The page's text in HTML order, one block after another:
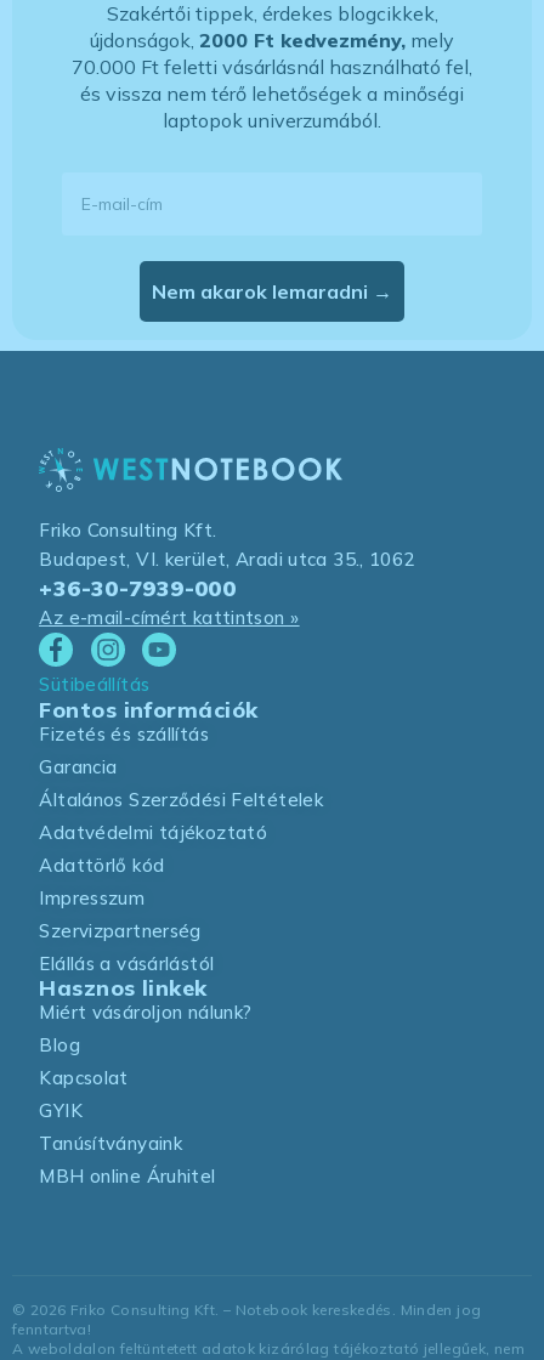
Szakértői tippek, érdekes blogcikkek,
újdonságok, 2000 Ft kedvezmény, mely
70.000 Ft feletti vásárlásnál használható fel,
és vissza nem térő lehetőségek a minőségi
laptopok univerzumából.
Nem akarok lemaradni →
Friko Consulting Kft.
Budapest, VI. kerület, Aradi utca 35., 1062
+36-30-7939-000
Az e-mail-címért kattintson »
Sütibeállítás
Fontos információk
Fizetés és szállítás
Garancia
Általános Szerződési Feltételek
Adatvédelmi tájékoztató
Adattörlő kód
Impresszum
Szervizpartnerség
Elállás a vásárlástól
Hasznos linkek
Miért vásároljon nálunk?
Blog
Kapcsolat
GYIK
Tanúsítványaink
MBH online Áruhitel
© 2026 Friko Consulting Kft. – Notebook kereskedés. Minden jog
fenntartva!
A weboldalon feltüntetett adatok kizárólag tájékoztató jellegűek, nem